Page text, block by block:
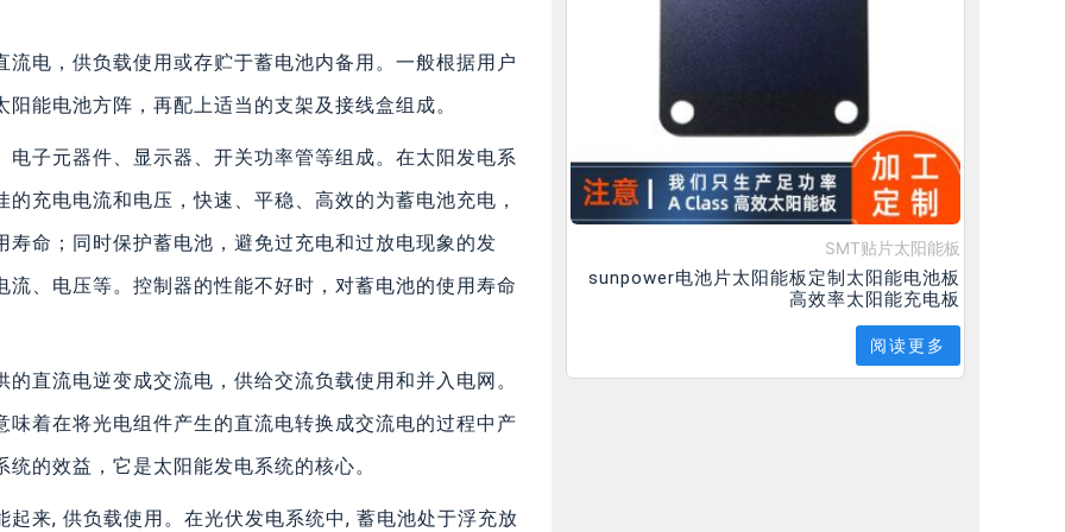
电，供负载使用或存贮于蓄电池内备用。一般根据用户
能电池方阵，再配上适当的支架及接线盒组成。
子元器件、显示器、开关功率管等组成。在太阳发电系
充电电流和电压，快速、平稳、高效的为蓄电池充电，
命；同时保护蓄电池，避免过充电和过放电现象的发
、电压等。控制器的性能不好时，对蓄电池的使用寿命
直流电逆变成交流电，供给交流负载使用和并入电网。
着在将光电组件产生的直流电转换成交流电的过程中产
的效益，它是太阳能发电系统的核心。
来, 供负载使用。在光伏发电系统中, 蓄电池处于浮充放
SMT贴片太阳能板
sunpower电池片太阳能板定制太阳能电池板
高效率太阳能充电板
阅读更多